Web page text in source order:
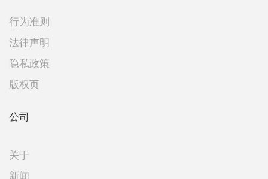
行为准则
法律声明
隐私政策
版权页
公司
关于
新闻